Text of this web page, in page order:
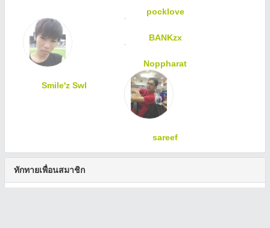
pocklove
Smile'z Swl
BANKzx
Noppharat
sareef
ทักทายเพื่อนสมาชิก